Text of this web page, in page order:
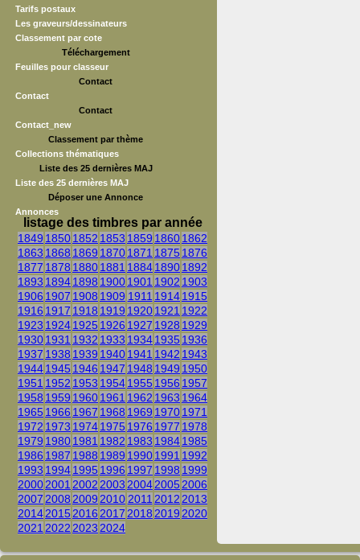
Tarifs postaux
Les graveurs/dessinateurs
Classement par cote
Téléchargement
Feuilles pour classeur
Contact
Contact
Contact
Contact_new
Classement par thème
Collections thématiques
Liste des 25 dernières MAJ
Liste des 25 dernières MAJ
Déposer une Annonce
Annonces
listage des timbres par année
1849 18501852 1853 1859 18601862
1863 1868 1869 18701871 1875 1876
1877 1878 18801881 188418901892
1893 18941898 19001901 1902 1903
1906 1907 1908 1909 1911 19141915
1916 1917 1918 1919 19201921 1922
1923 19241925 1926 1927 1928 1929
19301931 1932 1933 19341935 1936
1937 1938 1939 19401941 1942 1943
19441945 1946 1947 1948 1949 1950
1951 1952 1953 19541955 1956 1957
1958 1959 19601961 1962 1963 1964
1965 1966 1967 1968 1969 19701971
1972 1973 19741975 1976 1977 1978
1979 19801981 1982 1983 19841985
1986 1987 1988 1989 19901991 1992
1993 19941995 1996 1997 1998 1999
20002001 2002 2003 20042005 2006
2007 2008 2009 2010 2011 2012 2013
20142015 2016 2017 2018 2019 2020
2021 2022 2023 2024